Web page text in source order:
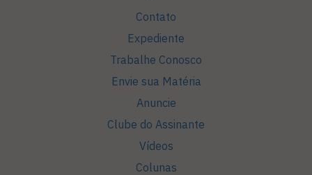
Contato
Expediente
Trabalhe Conosco
Envie sua Matéria
Anuncie
Clube do Assinante
Vídeos
Colunas